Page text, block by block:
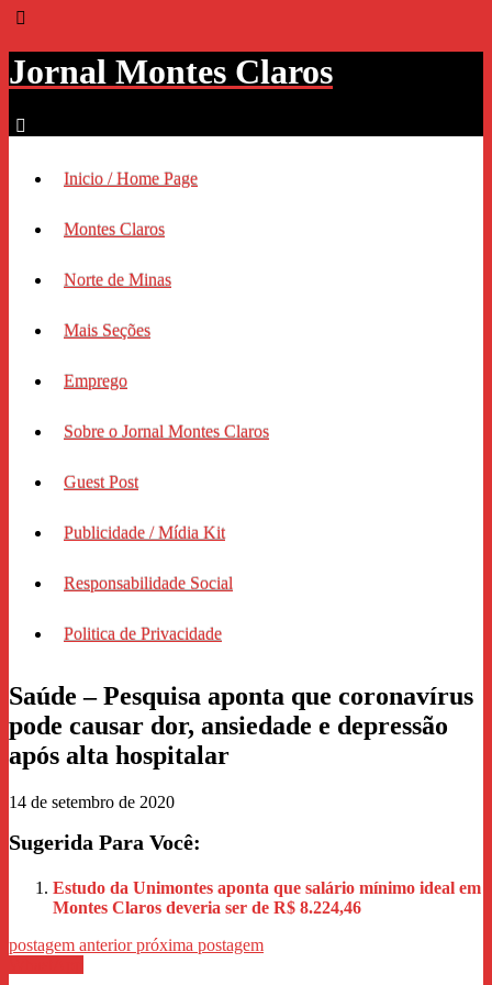
Jornal Montes Claros
Inicio / Home Page
Montes Claros
Norte de Minas
Mais Seções
Emprego
Sobre o Jornal Montes Claros
Guest Post
Publicidade / Mídia Kit
Responsabilidade Social
Politica de Privacidade
Saúde – Pesquisa aponta que coronavírus
pode causar dor, ansiedade e depressão
após alta hospitalar
14 de setembro de 2020
Sugerida Para Você:
Estudo da Unimontes aponta que salário mínimo ideal em
Montes Claros deveria ser de R$ 8.224,46
postagem anteriorpróxima postagem